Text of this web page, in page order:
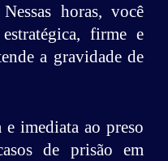
horas, você
firme e
a gravidade de
e imediata ao preso
de prisão em